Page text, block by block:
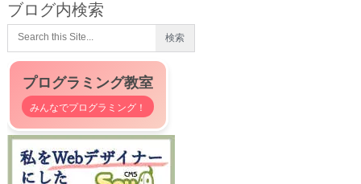
ブログ内検索
プログラミング教室
みんなでプログラミング！